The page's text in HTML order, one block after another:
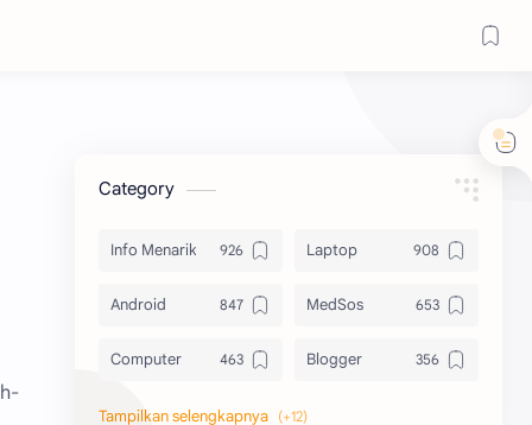
Category
Info Menarik Laptop
Android MedSos
Computer Blogger
Komputer Info Software